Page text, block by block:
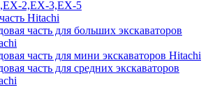
2,EX-3,EX-5
Hitachi
часть для больших экскаваторов
часть для мини экскаваторов Hitachi
часть для средних экскаваторов